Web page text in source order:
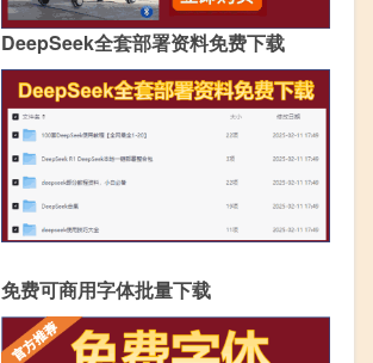
DeepSeek全套部署资料免费下载
免费可商用字体批量下载